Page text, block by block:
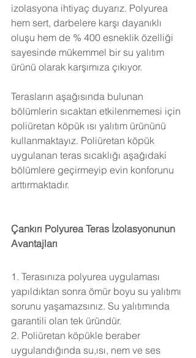
izolasyona ihtiyaç duyarız. Polyurea
hem sert, darbelere karşı dayanıklı
oluşu hem de % 400 esneklik özelliği
sayesinde mükemmel bir su yalıtım
ürünü olarak karşımıza çıkıyor.
Terasların aşağısında bulunan
bölümlerin sıcaktan etkilenmemesi için
poliüretan köpük ısı yalıtım ürününü
kullanmaktayız. Poliüretan köpük
uygulanan teras sıcaklığı aşağıdaki
bölümlere geçirmeyip evin konforunu
arttırmaktadır.
Çankırı Polyurea Teras İzolasyonunun
Avantajları
1. Terasınıza polyurea uygulaması
yapıldıktan sonra ömür boyu su yalıtımı
sorunu yaşamazsınız. Su yalıtımında
garantili olan tek üründür.
2. Poliüretan köpükle beraber
uygulandığında su,ısı, nem ve ses